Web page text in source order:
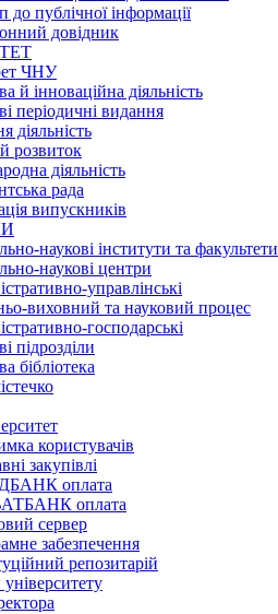
до публічної інформації
довідник
ЧНУ
й інноваційна діяльність
періодичні видання
діяльність
розвиток
діяльність
рада
випускників
наукові інститути та факультети
наукові центри
управлінські
виховний та науковий процес
господарські
підрозділи
бібліотека
користувачів
закупівлі
оплата
оплата
сервер
забезпечення
репозитарій